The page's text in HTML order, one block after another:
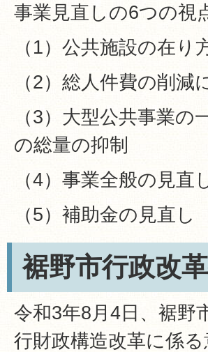
事業見直しの6つの視
（1）公共施設の在り
（2）総人件費の削減
（3）大型公共事業
の総量の抑制
（4）事業全般の見直
（5）補助金の見直し
裾野市行政改
令和3年8月4日、裾野
行財政構造改革に係